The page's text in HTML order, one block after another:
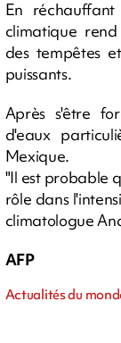
En
climatique
des tempêtes
puissants.
Après s'être
d'eaux
Mexique.
"Il est probable
rôle dans
climatologue
AFP
Actualités du